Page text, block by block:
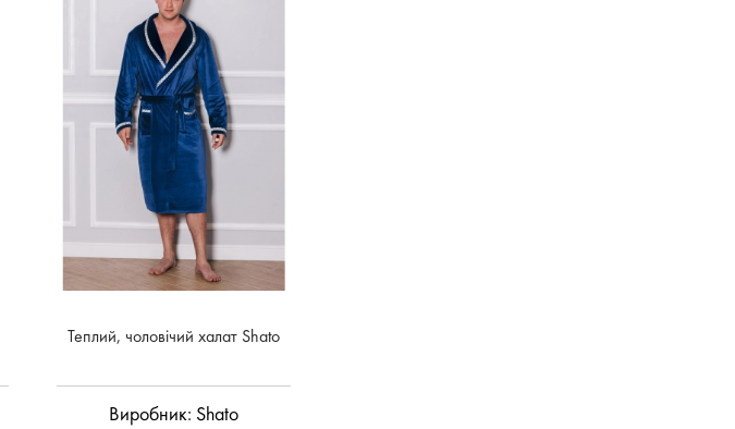
Теплий, чоловічий халат Shato
Виробник: Shato